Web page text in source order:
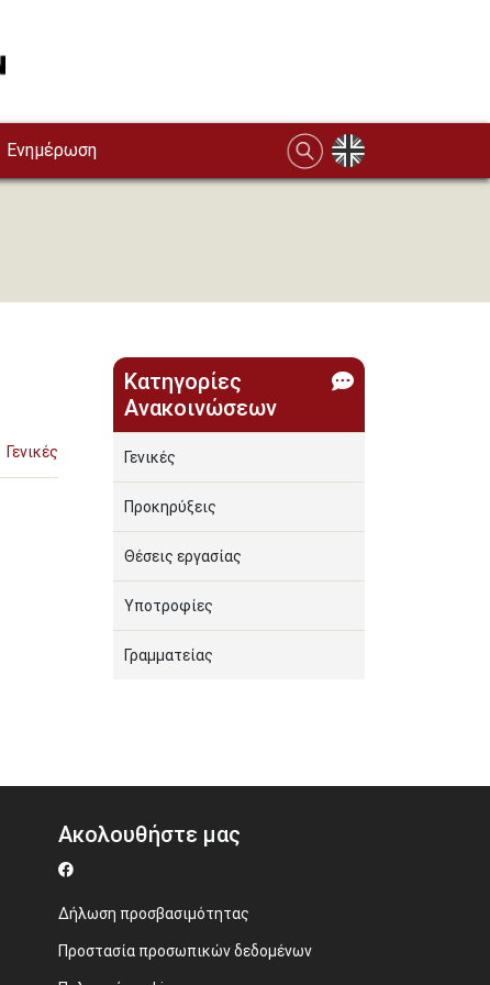
Ενημέρωση
Γενικές
Κατηγορίες
Ανακοινώσεων
Γενικές
Προκηρύξεις
Θέσεις εργασίας
Υποτροφίες
Γραμματείας
Ακολουθήστε μας
Δήλωση προσβασιμότητας
Προστασία προσωπικών δεδομένων